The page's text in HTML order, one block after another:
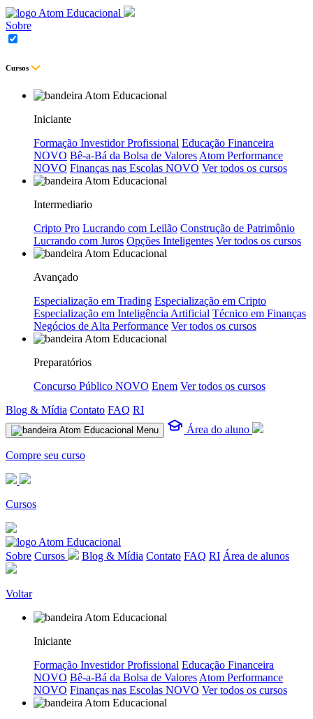
Sobre
Cursos
Iniciante
Formação Investidor Profissional Educação Financeira
NOVO Bê-a-Bá da Bolsa de Valores Atom Performance
NOVO Finanças nas Escolas NOVO Ver todos os cursos
Intermediario
Cripto Pro Lucrando com Leilão Construção de Patrimônio
Lucrando com Juros Opções Inteligentes Ver todos os cursos
Avançado
Especialização em Trading Especialização em Cripto
Especialização em Inteligência Artificial Técnico em Finanças
Negócios de Alta Performance Ver todos os cursos
Preparatórios
Concurso Público NOVO Enem Ver todos os cursos
Blog & Mídia Contato FAQ RI
Menu Área do aluno
Compre seu curso
Cursos
Sobre Cursos Blog & Mídia Contato FAQ RI Área de alunos
Voltar
Iniciante
Formação Investidor Profissional Educação Financeira
NOVO Bê-a-Bá da Bolsa de Valores Atom Performance
NOVO Finanças nas Escolas NOVO Ver todos os cursos